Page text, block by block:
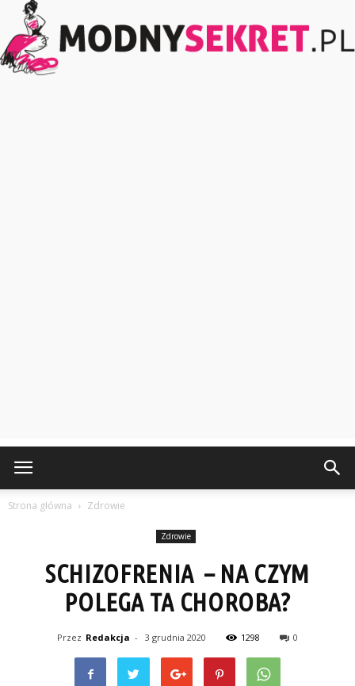
Strona główna Zdrowie
Zdrowie
SCHIZOFRENIA – NA CZYM
POLEGA TA CHOROBA?
Przez Redakcja - 3 grudnia 2020 1298 0